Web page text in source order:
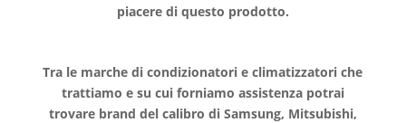
piacere di questo prodotto.
Tra le marche di condizionatori e climatizzatori che
trattiamo e su cui forniamo assistenza potrai
trovare brand del calibro di Samsung, Mitsubishi,